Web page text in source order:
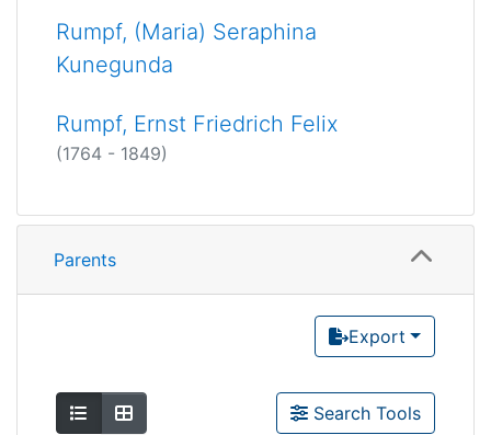
Rumpf, (Maria) Seraphina
Kunegunda
Rumpf, Ernst Friedrich Felix
(1764 - 1849)
Parents
Export
Show as list
Show as grid Search Tools